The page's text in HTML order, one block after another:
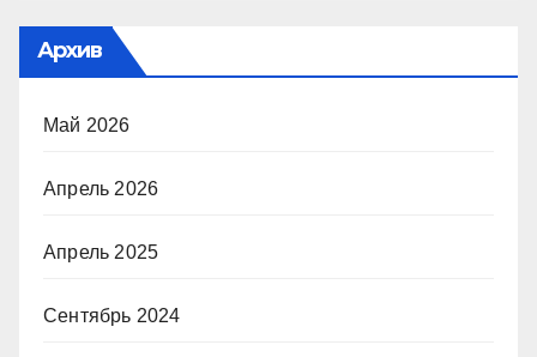
Архив
Май 2026
Апрель 2026
Апрель 2025
Сентябрь 2024